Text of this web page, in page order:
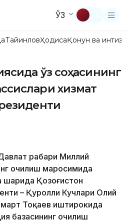
ЎЗ
ТайинловҲодисаҚонун ва
ўз соҳасининг
хизмат
раҳбари Миллий
очилиш маросимида
Қозоғистон
– Қуролли Кучлари Олий
Тоқаев иштирокида
базасининг очилиш